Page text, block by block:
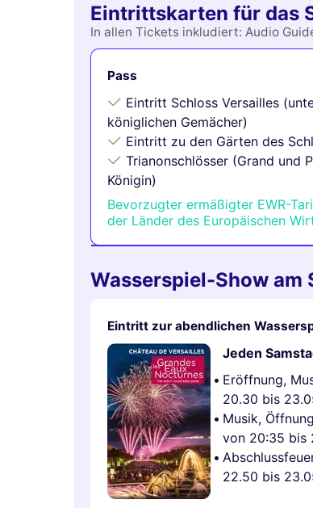
Eintrittskarten für das
In allen Tickets inkludiert: Audio
Pass
Eintritt Schloss Versailles
königlichen Gemächer)
Eintritt zu den Gärten des
Trianonschlösser (Grand und
Königin)
Bevorzugter ermäßigter EWR-
der Länder des Europäischen
Wasserspiel-Show am
Eintritt zur abendlichen
Jeden
Eröffnung,
20.30 bis
Musik,
von 20:35 bis
22.50 bis